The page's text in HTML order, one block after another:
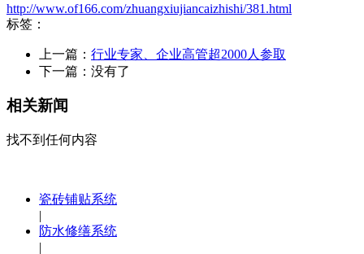
http://www.of166.com/zhuangxiujiancaizhishi/381.html
标签：
上一篇： 行业专家、企业高管超2000人参取
下一篇：没有了
相关新闻
找不到任何内容
瓷砖铺贴系统
|
防水修缮系统
|